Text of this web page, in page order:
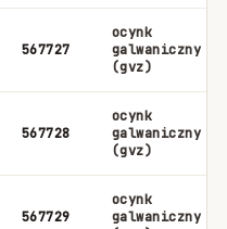
567727
ocynk
galwaniczny
(gvz)
567728
ocynk
galwaniczny
(gvz)
567729
ocynk
galwaniczny